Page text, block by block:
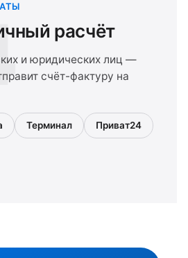
расчёт
и юридических лиц —
счёт-фактуру на
Терминал Приват24